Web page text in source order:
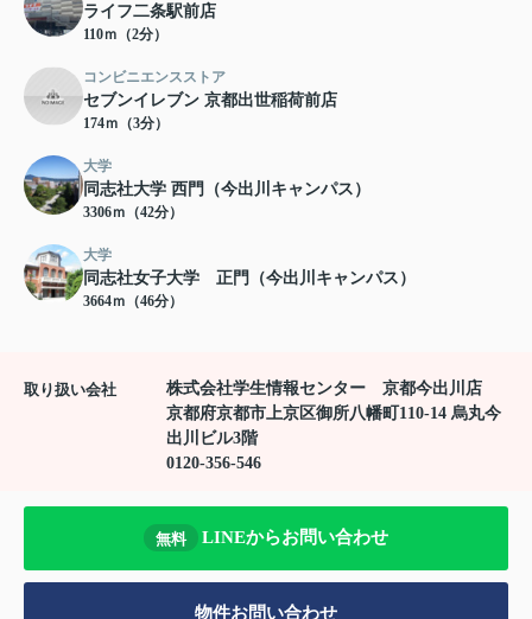
ライフ二条駅前店
110ｍ（2分）
コンビニエンスストア
セブンイレブン 京都出世稲荷前店
174ｍ（3分）
大学
同志社大学 西門（今出川キャンパス）
3306ｍ（42分）
大学
同志社女子大学 正門（今出川キャンパス）
3664ｍ（46分）
取り扱い会社
株式会社学生情報センター 京都今出川店
京都府京都市上京区御所八幡町110-14 烏丸今
出川ビル3階
0120-356-546
無料 LINEからお問い合わせ
物件お問い合わせ